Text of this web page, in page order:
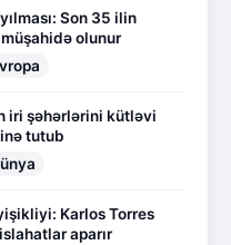
Son 35 ilin
olunur
iri şəhərlərini kütləvi
tutub
Karlos Torres
aparır